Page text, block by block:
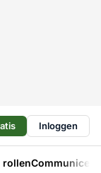
Inloggen
rollen